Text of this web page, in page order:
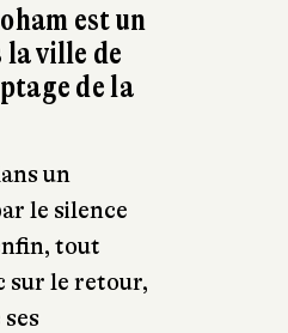
est un
ville de
de la
un
le silence
tout
sur le retour,